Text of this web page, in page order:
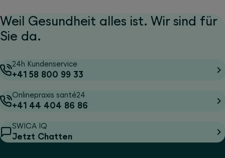
Weil Gesundheit alles ist. Wir sind für
Sie da.
24h Kundenservice
+41 58 800 99 33
Onlinepraxis santé24
+41 44 404 86 86
SWICA IQ
Jetzt Chatten